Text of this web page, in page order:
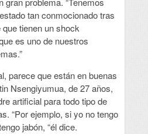
tan conmocionado tras
tienen un shock
es uno de nuestros
parece que están en buenas
Nsengiyumua, de 27 años,
artificial para todo tipo de
“Por ejemplo, si yo no tengo
jabón, “él dice.